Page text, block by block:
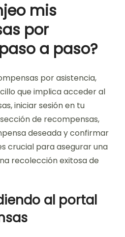
mis
por
a paso?
por asistencia,
que implica acceder al
iniciar sesión en tu
de recompensas,
deseada y confirmar
crucial para asegurar una
recolección exitosa de
al portal